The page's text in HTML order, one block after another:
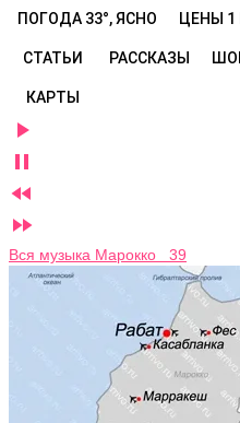
ПОГОДА 33°, ЯСНО ЦЕНЫ 1
СТАТЬИ РАССКАЗЫ
КАРТЫ




Вся музыка Марокко 39